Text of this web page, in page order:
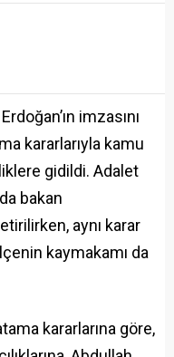
imzasını
kararlarıyla kamu
gidildi. Adalet
bakan
aynı karar
kaymakamı da
kararlarına göre,